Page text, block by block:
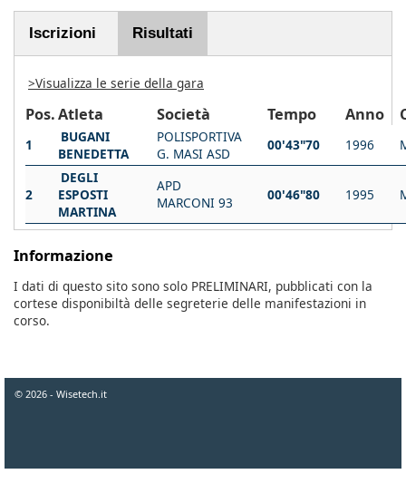
Iscrizioni Risultati
>Visualizza le serie della gara
Pos.Atleta Società Tempo Anno
1
BUGANI
BENEDETTA
POLISPORTIVA
G. MASI ASD
00'43"70 1996
2
DEGLI
ESPOSTI
MARTINA
APD
MARCONI 93
00'46"80 1995
Informazione
I dati di questo sito sono solo PRELIMINARI, pubblicati con la
cortese disponibiltà delle segreterie delle manifestazioni in
corso.
© 2026 - Wisetech.it